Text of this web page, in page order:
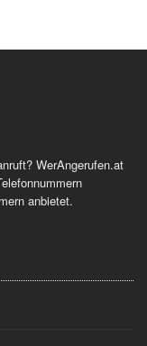
WerAngerufen.at
anbietet.